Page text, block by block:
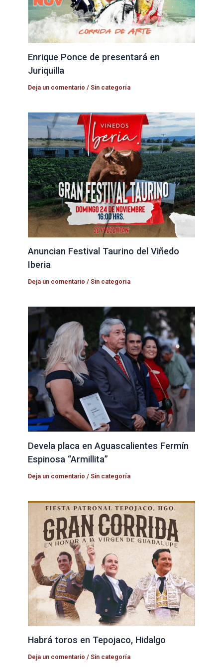
Enrique Ponce de presentará en
Juriquilla
Deja un comentario /Sin categoría
Anuncian Festival Taurino del Viñedo
Iberia
Deja un comentario /Sin categoría
Devela placa en Aguascalientes Fermín
Espinosa “Armillita”
Deja un comentario /Sin categoría
Habrá toros en Tepojaco, Hidalgo
Deja un comentario /Sin categoría